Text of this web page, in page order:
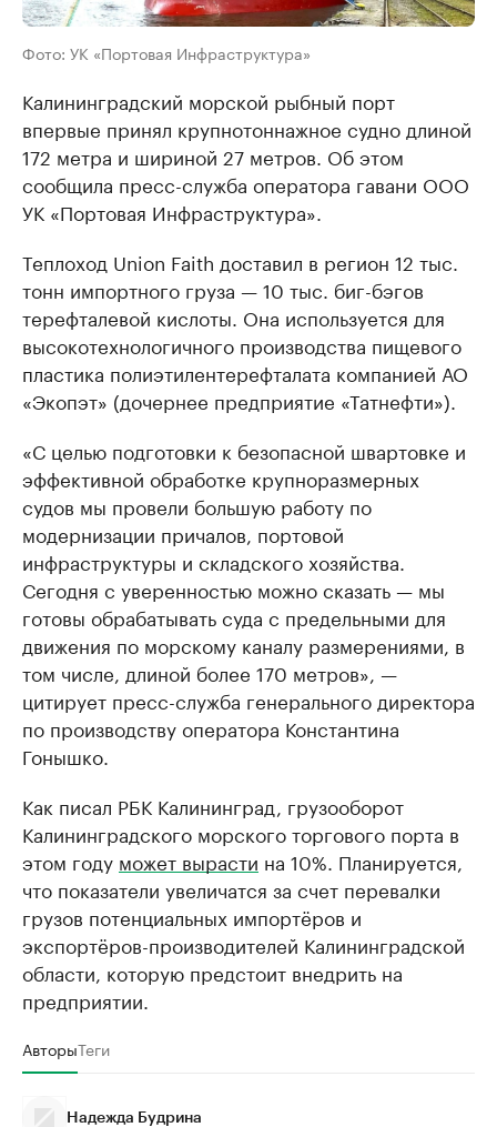
Фото: УК «Портовая Инфраструктура»
Калининградский морской рыбный порт
впервые принял крупнотоннажное судно длиной
172 метра и шириной 27 метров. Об этом
сообщила пресс-служба оператора гавани ООО
УК «Портовая Инфраструктура».
Теплоход Union Faith доставил в регион 12 тыс.
тонн импортного груза — 10 тыс. биг-бэгов
терефталевой кислоты. Она используется для
высокотехнологичного производства пищевого
пластика полиэтилентерефталата компанией АО
«Экопэт» (дочернее предприятие «Татнефти»).
«С целью подготовки к безопасной швартовке и
эффективной обработке крупноразмерных
судов мы провели большую работу по
модернизации причалов, портовой
инфраструктуры и складского хозяйства.
Сегодня с уверенностью можно сказать — мы
готовы обрабатывать суда с предельными для
движения по морскому каналу размерениями, в
том числе, длиной более 170 метров», —
цитирует пресс-служба генерального директора
по производству оператора Константина
Гонышко.
Как писал РБК Калининград, грузооборот
Калининградского морского торгового порта в
этом году может вырасти на 10%. Планируется,
что показатели увеличатся за счет перевалки
грузов потенциальных импортёров и
экспортёров-производителей Калининградской
области, которую предстоит внедрить на
предприятии.
АвторыТеги
Надежда Будрина